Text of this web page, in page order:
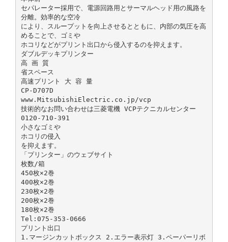
セパレーター採用で、電源回路用とサーマルヘッド用の風路を
分離。効率的な空冷
により、スループットを向上させるとともに、内部の気圧を高
めることで、ゴミや
ホコリなどがプリント出口から侵入するのを抑えます。
ダブルデッキプリンター
高 画 質
省スペース
高速プリント 大 容 量
CP-D707D
www.MitsubishiElectric.co.jp/vcp
技術的なお問い合わせは三菱電機 VCPテクニカルセンター
0120-710-391
小さなゴミや
ホコリの侵入
を抑えます。
「プリンター」のウェブサイト
枚数/箱
450枚×2巻
400枚×2巻
230枚×2巻
200枚×2巻
180枚×2巻
Tel:075-353-0666
プリント出口
1.マージンカットボックス 2.エラー表示灯 3.ペーパーリボ